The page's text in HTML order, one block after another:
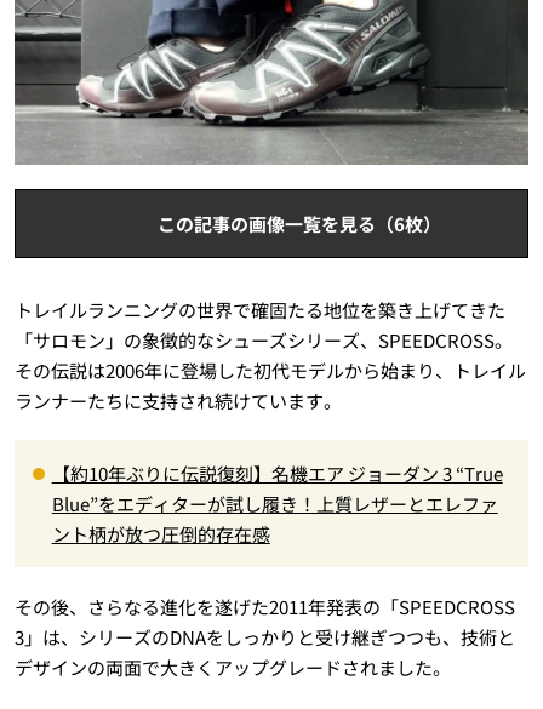
この記事の画像一覧を見る（6枚）
トレイルランニングの世界で確固たる地位を築き上げてきた
「サロモン」の象徴的なシューズシリーズ、SPEEDCROSS。
その伝説は2006年に登場した初代モデルから始まり、トレイル
ランナーたちに支持され続けています。
【約10年ぶりに伝説復刻】名機エア ジョーダン 3 “True
Blue”をエディターが試し履き！上質レザーとエレファ
ント柄が放つ圧倒的存在感
その後、さらなる進化を遂げた2011年発表の「SPEEDCROSS
3」は、シリーズのDNAをしっかりと受け継ぎつつも、技術と
デザインの両面で大きくアップグレードされました。